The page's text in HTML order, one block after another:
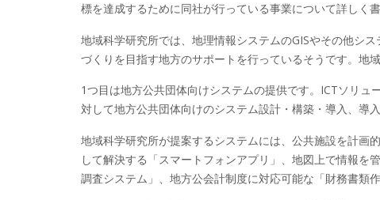
標を達成するために同社が行っている事業について詳しく
地域科学研究所では、地理情報システムのGISやその他シ
づくりを目指す地方のサポートを行っているそうです。地
1つ目は地方公共団体向けシステムの提供です。ICTソリ
対して地方公共団体向けのシステム設計・構築・導入、導
地域科学研究所が提案するシステムには、公共施設を計画
して解決する「スマートフォンアプリ」、地図上で情報を
調査システム」、地方公会計制度に対応可能な「財務書類